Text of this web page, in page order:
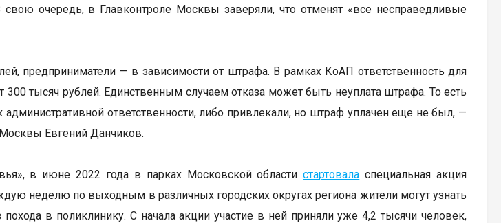
очередь, в Главконтроле Москвы заверяли, что отменят «все несправедливые
предприниматели — в зависимости от штрафа. В рамках КоАП ответственность для
300 тысяч рублей. Единственным случаем отказа может быть неуплата штрафа. То есть
ответственности, либо привлекали, но штраф уплачен еще не был, —
Евгений Данчиков.
в июне 2022 года в парках Московской областистартовала специальная акция
неделю по выходным в различных городских округах региона жители могут узнать
похода в поликлинику. С начала акции участие в ней приняли уже 4,2 тысячи человек,